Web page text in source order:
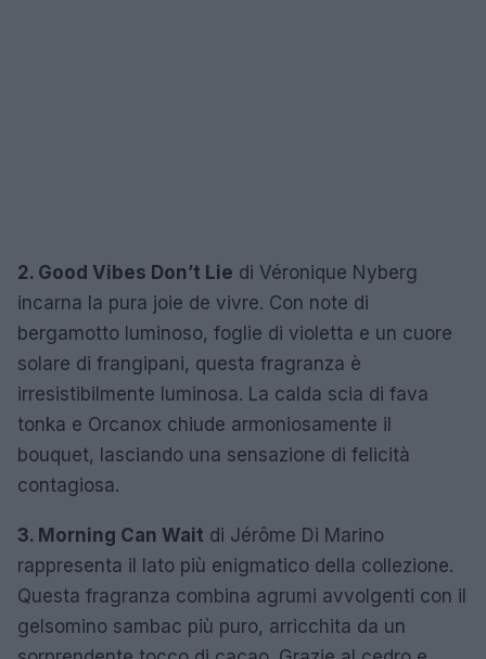
2. Good Vibes Don’t Lie di Véronique Nyberg
incarna la pura joie de vivre. Con note di
bergamotto luminoso, foglie di violetta e un cuore
solare di frangipani, questa fragranza è
irresistibilmente luminosa. La calda scia di fava
tonka e Orcanox chiude armoniosamente il
bouquet, lasciando una sensazione di felicità
contagiosa.
3. Morning Can Wait di Jérôme Di Marino
rappresenta il lato più enigmatico della collezione.
Questa fragranza combina agrumi avvolgenti con il
gelsomino sambac più puro, arricchita da un